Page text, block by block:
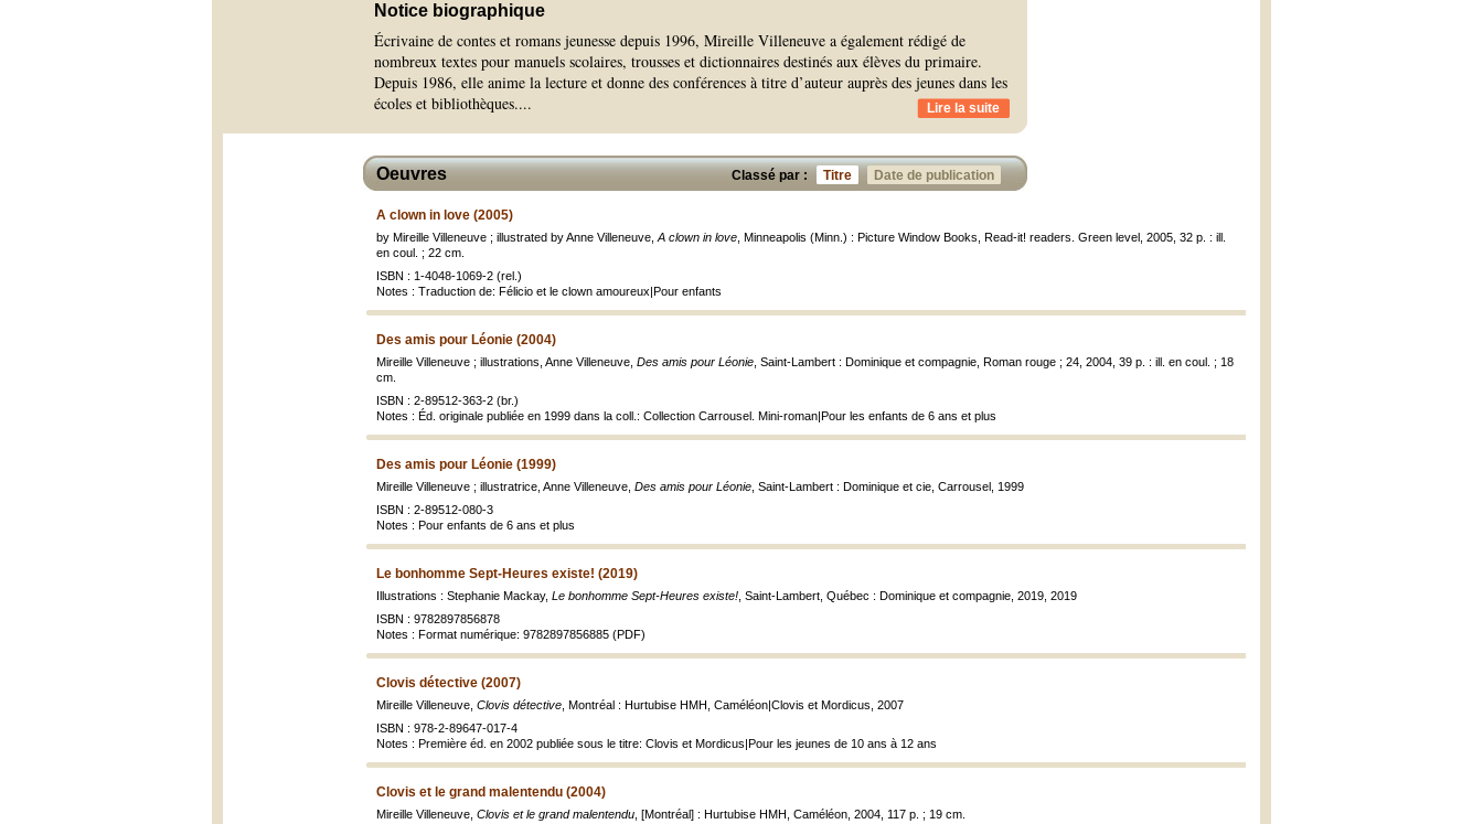
Notice biographique
Écrivaine de contes et romans jeunesse depuis 1996, Mireille Villeneuve a également rédigé de
nombreux textes pour manuels scolaires, trousses et dictionnaires destinés aux élèves du primaire.
Depuis 1986, elle anime la lecture et donne des conférences à titre d’auteur auprès des jeunes dans les
écoles et bibliothèques.... Lire la suite
Classé par : Titre Date de publication
Oeuvres
A clown in love (2005)
by Mireille Villeneuve ; illustrated by Anne Villeneuve, A clown in love , Minneapolis (Minn.) : Picture Window Books, Read-it! readers. Green level, 2005, 32 p. : ill.
en coul. ; 22 cm.
ISBN : 1-4048-1069-2 (rel.)
Notes : Traduction de: Félicio et le clown amoureux|Pour enfants
Des amis pour Léonie (2004)
Mireille Villeneuve ; illustrations, Anne Villeneuve, Des amis pour Léonie , Saint-Lambert : Dominique et compagnie, Roman rouge ; 24, 2004, 39 p. : ill. en coul. ; 18
cm.
ISBN : 2-89512-363-2 (br.)
Notes : Éd. originale publiée en 1999 dans la coll.: Collection Carrousel. Mini-roman|Pour les enfants de 6 ans et plus
Des amis pour Léonie (1999)
Mireille Villeneuve ; illustratrice, Anne Villeneuve, Des amis pour Léonie , Saint-Lambert : Dominique et cie, Carrousel, 1999
ISBN : 2-89512-080-3
Notes : Pour enfants de 6 ans et plus
Le bonhomme Sept-Heures existe! (2019)
Illustrations : Stephanie Mackay, Le bonhomme Sept-Heures existe! , Saint-Lambert, Québec : Dominique et compagnie, 2019, 2019
ISBN : 9782897856878
Notes : Format numérique: 9782897856885 (PDF)
Clovis détective (2007)
Mireille Villeneuve, Clovis détective , Montréal : Hurtubise HMH, Caméléon|Clovis et Mordicus, 2007
ISBN : 978-2-89647-017-4
Notes : Première éd. en 2002 publiée sous le titre: Clovis et Mordicus|Pour les jeunes de 10 ans à 12 ans
Clovis et le grand malentendu (2004)
Mireille Villeneuve, Clovis et le grand malentendu , [Montréal] : Hurtubise HMH, Caméléon, 2004, 117 p. ; 19 cm.